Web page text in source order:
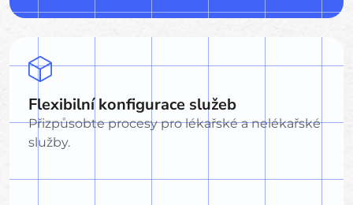
Flexibilní konfigurace služeb
Přizpůsobte procesy pro lékařské a nelékařské
služby.